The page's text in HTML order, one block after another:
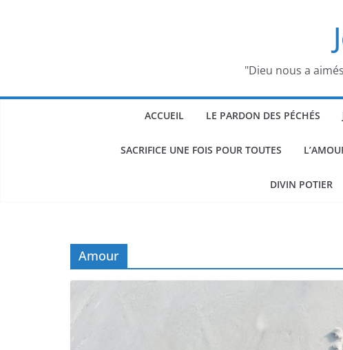
"Dieu nous a
ACCUEIL LE PARDON DES PÉCHÉS
SACRIFICE UNE FOIS POUR TOUTES
DIVIN POTIER
Amour